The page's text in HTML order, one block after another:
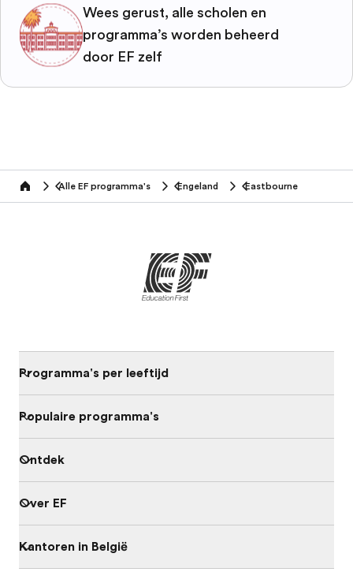
Wees gerust, alle scholen en
programma’s worden beheerd
door EF zelf
home Alle EF programma's Engeland Eastbourne
Programma's per leeftijd
Populaire programma's
Ontdek
Over EF
Kantoren in België